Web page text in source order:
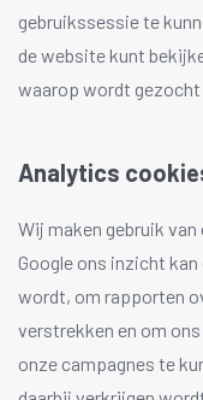
gebruikssessie te
de website kunt
waarop wordt gezocht
Analytics
Wij maken gebruik
Google ons inzicht
wordt, om rapporten
verstrekken en om
onze campagnes te